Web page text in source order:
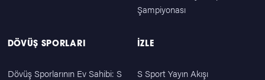
Şampiyonası
DÖVÜŞ SPORLARI
Dövüş Sporlarının Ev Sahibi: S
İZLE
S Sport Yayın Akışı